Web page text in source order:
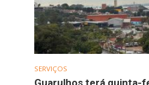
SERVIÇOS
Guarulhos terá quinta-